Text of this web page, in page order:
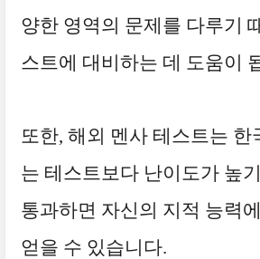
양한 영역의 문제를 다루기
스트에 대비하는 데 도움이
또한, 해외 멘사 테스트는 한
는 테스트보다 난이도가 높
통과하면 자신의 지적 능력
얻을 수 있습니다.